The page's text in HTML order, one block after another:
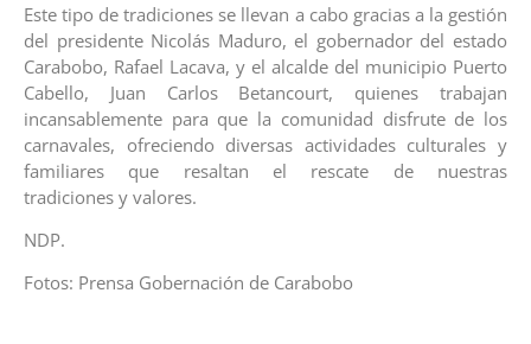
Este tipo de tradiciones se llevan a cabo gracias a la gestión
del presidente Nicolás Maduro, el gobernador del estado
Carabobo, Rafael Lacava, y el alcalde del municipio Puerto
Cabello, Juan Carlos Betancourt, quienes trabajan
incansablemente para que la comunidad disfrute de los
carnavales, ofreciendo diversas actividades culturales y
familiares que resaltan el rescate de nuestras
tradiciones y valores.
NDP.
Fotos: Prensa Gobernación de Carabobo